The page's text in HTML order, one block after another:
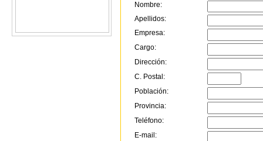
Nombre:
Apellidos:
Empresa:
Cargo:
Dirección:
C. Postal:
Población:
Provincia:
Teléfono:
E-mail: